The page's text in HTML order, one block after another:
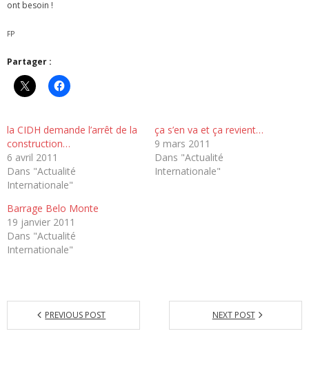
ont besoin !
FP
Partager :
la CIDH demande l’arrêt de la
construction…
6 avril 2011
Dans "Actualité
Internationale"
ça s’en va et ça revient…
9 mars 2011
Dans "Actualité
Internationale"
Barrage Belo Monte
19 janvier 2011
Dans "Actualité
Internationale"
PREVIOUS POST NEXT POST